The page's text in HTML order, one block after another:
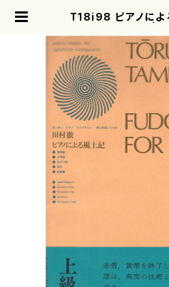
T18i98 ピアノによ